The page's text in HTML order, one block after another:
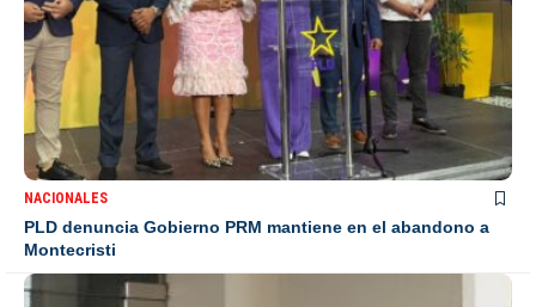
NACIONALES
PLD denuncia Gobierno PRM mantiene en el abandono a
Montecristi